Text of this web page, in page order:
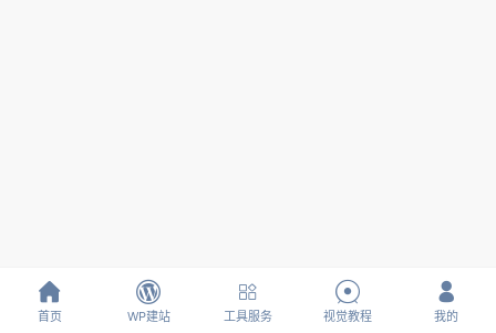

首页

WP建站

工具服务

视觉教程

我的